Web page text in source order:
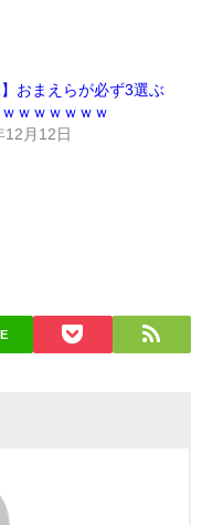
】おまえらが必ず3選ぶ
ｗｗｗｗｗｗ
12月12日